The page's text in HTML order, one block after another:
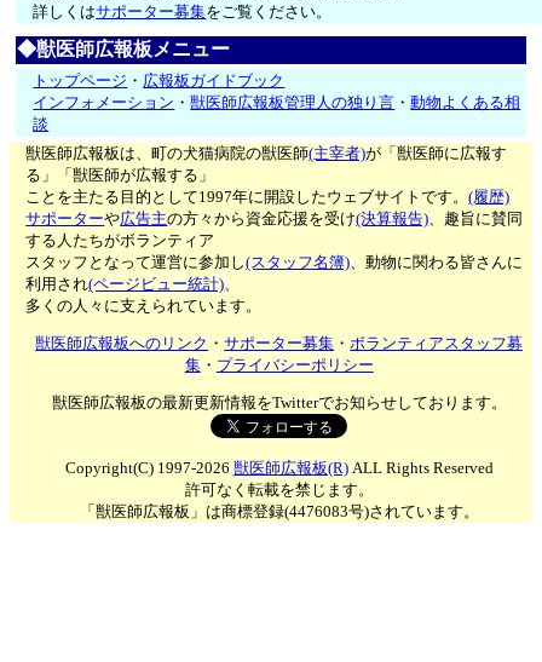
詳しくはサポーター募集をご覧ください。
◆獣医師広報板メニュー
トップページ ・ 広報板ガイドブック
インフォメーション ・獣医師広報板管理人の独り言 ・動物よくある相
談
獣医師広報板は、町の犬猫病院の獣医師(主宰者)が「獣医師に広報す
る」「獣医師が広報する」
ことを主たる目的として1997年に開設したウェブサイトです。(履歴)
サポーターや広告主の方々から資金応援を受け(決算報告)、趣旨に賛同
する人たちがボランティア
スタッフとなって運営に参加し(スタッフ名簿)、動物に関わる皆さんに
利用され(ページビュー統計)、
多くの人々に支えられています。
獣医師広報板へのリンク ・サポーター募集 ・ボランティアスタッフ募
集・ プライバシーポリシー
獣医師広報板の最新更新情報をTwitterでお知らせしております。
Copyright(C) 1997-2026 獣医師広報板(R)ALL Rights Reserved
許可なく転載を禁じます。
「獣医師広報板」は商標登録(4476083号)されています。